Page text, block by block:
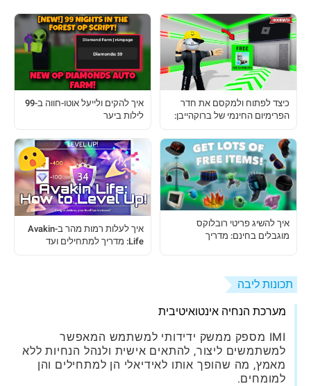
כיצד לפתוח ולמקסם את חדר
הפרימיום החינמי של ברוקהייבן:
איך להקים ולייעל אוטו-חווה ב-99
לילות ביער
איך להשיג פריטי רובלוקס
מוגבלים בחינם: מדריך
איך לעלות רמות מהר ב-Avakin
Life: מדריך למתחילים ועד
תכונות ליבה
מערכת הנחיה אינטואיטיבית
IMI מספק ממשק ידידותי למשתמש המאפשר
למשתמשים ליצור, להתאים אישית ולנהל הנחיות ללא
מאמץ, מה שהופך אותו לאידיאלי הן למתחילים והן
למומחים.